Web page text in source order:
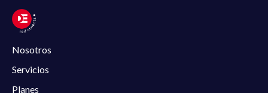
Nosotros
Servicios
Planes